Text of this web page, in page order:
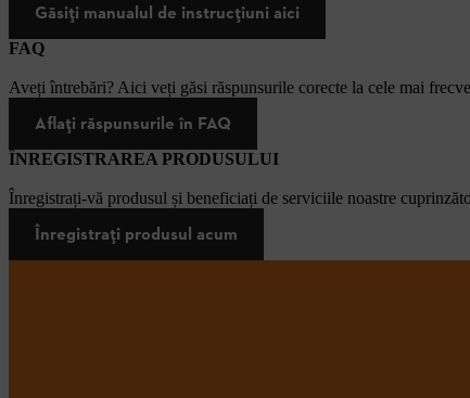
Găsiți manualul de instrucțiuni aici
FAQ
Aveți întrebări? Aici veți găsi răspunsurile corecte la cele mai
Aflați răspunsurile în FAQ
ÎNREGISTRAREA PRODUSULUI
Înregistrați-vă produsul și beneficiați de serviciile noastre
Înregistrați produsul acum